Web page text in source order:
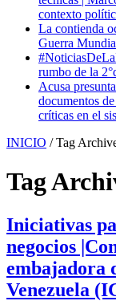
contexto
La contienda
Guerra
rumbo de la
Acusa
documentos
críticas en el
INICIO / Tag
Tag
Iniciativas
negocios
embajadora
Venezuela